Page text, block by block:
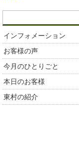
インフォメーション
お客様の声
今月のひとりごと
本日のお客様
東村の紹介